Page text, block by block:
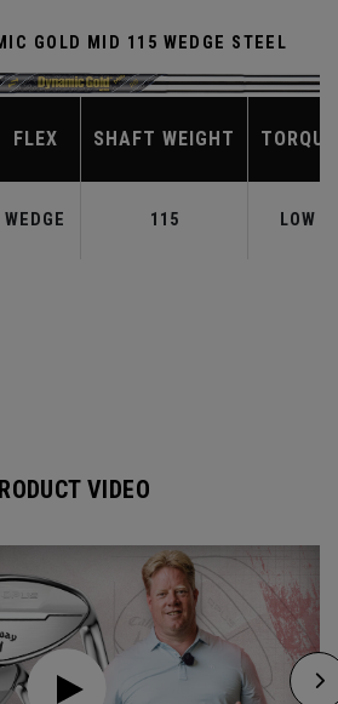
GOLD MID 115 WEDGE STEEL
FLEX SHAFT WEIGHT TORQUE
WEDGE 115 LOW
VIDEO